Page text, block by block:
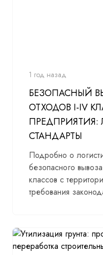
1 год назад
БЕЗОПАСНЫЙ
ОТХОДОВ I-IV
ПРЕДПРИЯТИЯ:
СТАНДАРТЫ
Подробно о
безопасного
классов с
требования